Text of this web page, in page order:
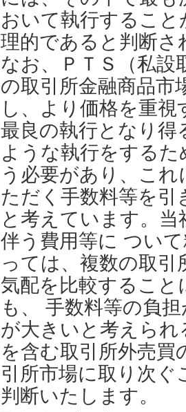
おいて執行するこ
理的であると判断さ
なお、ＰＴＳ（私設
の取引所金融商品市
し、より価格を重
最良の執行となり
ような執行をする
う必要があり、こ
ただく手数料等を
と考えています。
伴う費用等に つい
っては、複数の取引
気配を比較すること
も、 手数料等の負
が大きいと考えら
を含む取引所外売買
引所市場に取り次
判断いたします。